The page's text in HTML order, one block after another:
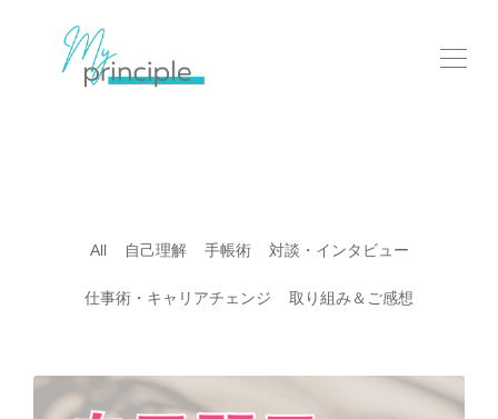
All 自己理解 手帳術 対談・インタビュー
仕事術・キャリアチェンジ 取り組み＆ご感想